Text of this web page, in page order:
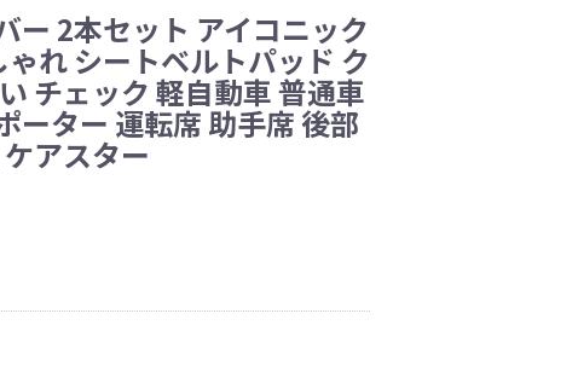
ー 2本セット アイコニック
れ シートベルトパッド ク
チェック 軽自動車 普通車
ーター 運転席 助手席 後部
アスター